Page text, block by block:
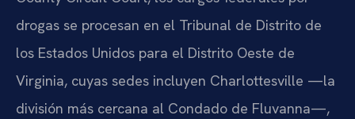
drogas se procesan en el Tribunal de Distrito de
los Estados Unidos para el Distrito Oeste de
Virginia, cuyas sedes incluyen Charlottesville —la
división más cercana al Condado de Fluvanna—,